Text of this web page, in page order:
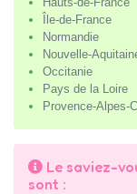
Île-de-France
Normandie
Nouvelle-
Occitanie
Pays de la Loire
Provence-Alpes-
Le saviez-
sont :